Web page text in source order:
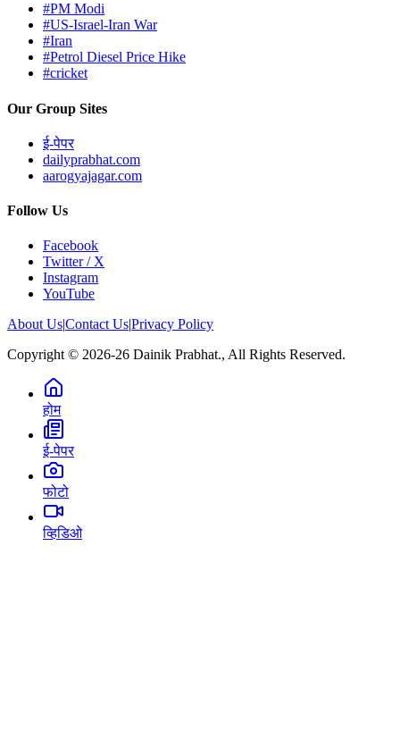
#PM Modi
#US-Israel-Iran War
#Iran
#Petrol Diesel Price Hike
#cricket
Our Group Sites
ई-पेपर
dailyprabhat.com
aarogyajagar.com
Follow Us
Facebook
Twitter / X
Instagram
YouTube
About Us|Contact Us|Privacy Policy
Copyright © 2026-26 Dainik Prabhat., All Rights Reserved.
होम
ई-पेपर
फोटो
व्हिडिओ